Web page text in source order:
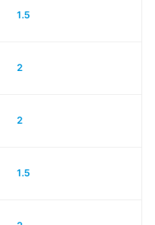
1.5
2
2
1.5